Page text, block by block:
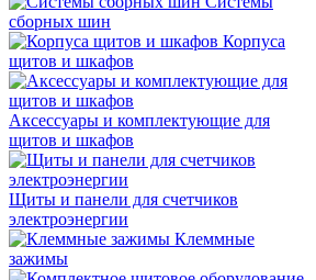
сборных шин
Корпуса
щитов и шкафов
Аксессуары и комплектующие для
щитов и шкафов
Щиты и панели для счетчиков
электроэнергии
Клеммные
зажимы